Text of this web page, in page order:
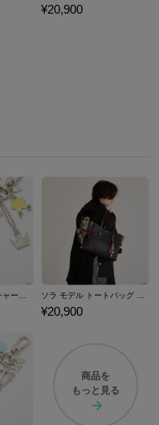
¥20,900
ソラ モデル バッグチャーム 「キングダム ハーツ」シリーズ ソラ モデル トートバッグ 「キングダム ハーツ」シリーズ
¥20,900
商品を
もっと見る